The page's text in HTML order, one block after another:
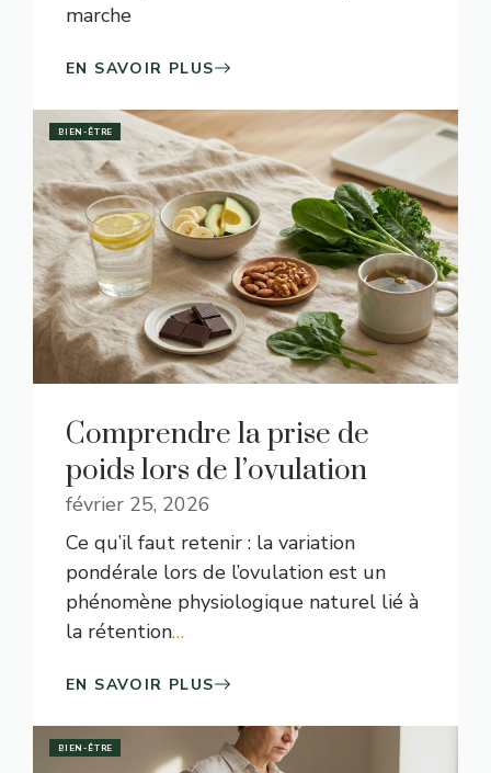
marche
EN SAVOIR PLUS
BIEN-ÊTRE
Comprendre la prise de
poids lors de l’ovulation
février 25, 2026
Ce qu’il faut retenir : la variation
pondérale lors de l’ovulation est un
phénomène physiologique naturel lié à
la rétention…
EN SAVOIR PLUS
BIEN-ÊTRE